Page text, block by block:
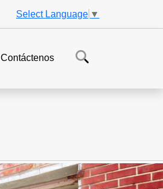
Select Language ▼
Contáctenos